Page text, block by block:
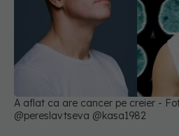
A aflat ca are cancer pe creier -
@pereslavtseva @kasa1982